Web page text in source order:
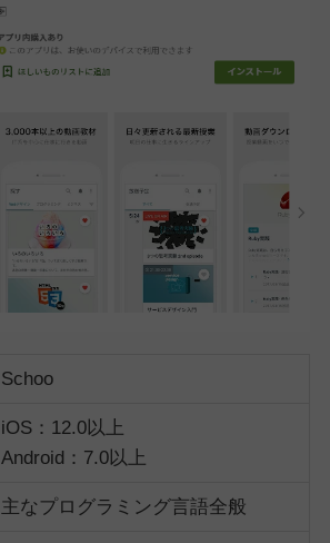
Schoo
iOS：12.0以上
Android：7.0以上
主なプログラミング言語全般